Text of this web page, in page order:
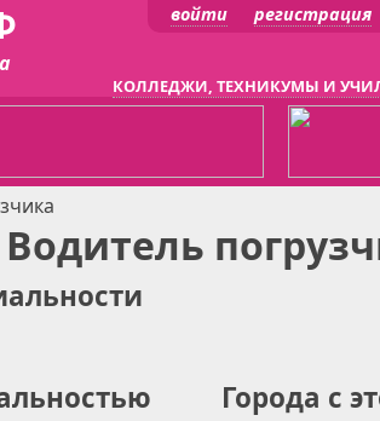
войти регистрация
КОЛЛЕДЖИ, ТЕХНИКУМЫ И
Города с